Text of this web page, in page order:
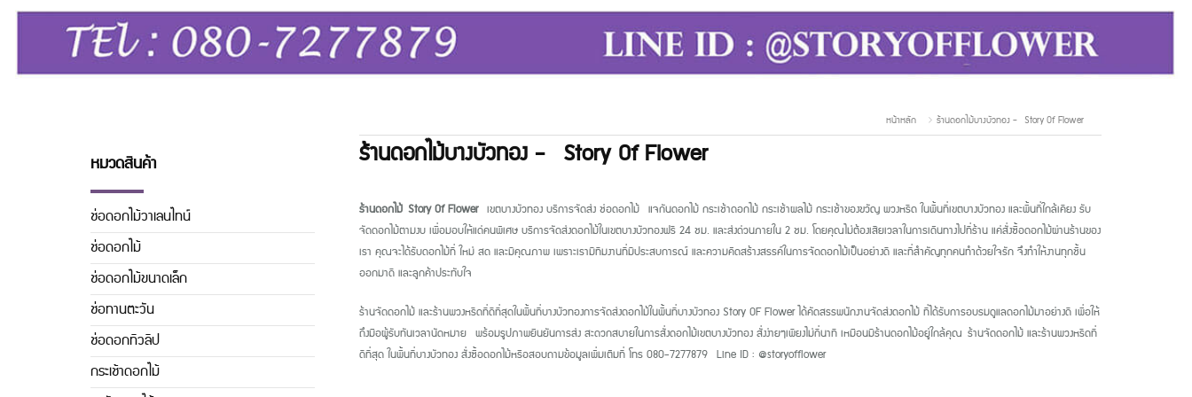
หน้าหลัก ร้านดอกไม้บางบัวทอง - Story Of Flower
ร้านดอกไม้บางบัวทอง - Story Of Flower
ร้านดอกไม้Story Of Flower เขตบางบัวทอง บริการจัดส่ง ช่อดอกไม้ แจกันดอกไม้ กระเช้าดอกไม้ กระเช้าผลไม้ กระเช้าของขวัญ พวงหรีด ในพื้นที่เขตบางบัวทอง และพื้นที่ใกล้เคียง รับ
จัดดอกไม้ตามงบ เพื่อมอบให้แด่คนพิเศษ บริการจัดส่งดอกไม้ในเขตบางบัวทองฟรี24ชม. และส่งด่วนภายใน2ชม. โดยคุณไม่ต้องเสียเวลาในการเดินทางไปที่ร้าน แค่สั่งซื้อดอกไม้ผ่านร้านของ
เรา คุณจะได้รับดอกไม้ที่ ใหม่ สด และมีคุณภาพ เพราะเรามีทีมงานที่มีประสบการณ์ และความคิดสร้างสรรค์ในการจัดดอกไม้เป็นอย่างดี และที่สำคัญทุกคนทำด้วยใจรัก จึงทำให้งานทุกชิ้น
ออกมาดี และลูกค้าประทับใจ
ร้านจัดดอกไม้ และร้านพวงหรีดที่ดีที่สุดในพื้นที่บางบัวทองการจัดส่งดอกไม้ในพื้นที่บางบัวทอง Story OF Flowerได้คัดสรรพนักงานจัดส่งดอกไม้ ที่ได้รับการอบรมดูแลดอกไม้มาอย่างดี เพื่อให้
ถึงมือผู้รับทันเวลานัดหมาย พร้อมรูปภาพยืนยันการส่ง สะดวกสบายในการสั่งดอกไม้เขตบางบัวทอง สั่งง่ายๆเพียงไม่กี่นาที เหมือนมีร้านดอกไม้อยู่ใกล้คุณ ร้านจัดดอกไม้ และร้านพวงหรีดที่
ดีที่สุด ในพื้นที่บางบัวทอง สั่งซื้อดอกไม้หรือสอบถามข้อมูลเพิ่มเติมที่ โทร080-7277879 Line ID : @storyofflower
หมวดสินค้า
ช่อดอกไม้วาเลนไทน์
ช่อดอกไม้
ช่อดอกไม้ขนาดเล็ก
ช่อทานตะวัน
ช่อดอกทิวลิิป
กระเช้าดอกไม้